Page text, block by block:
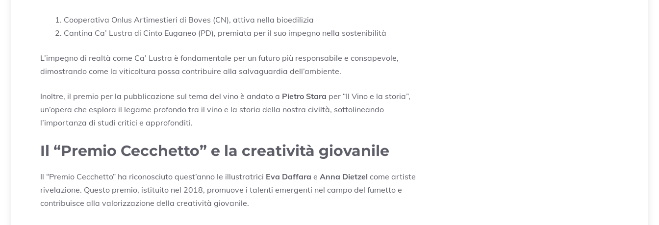
Cooperativa Onlus Artimestieri di Boves (CN), attiva nella bioedilizia
Cantina Ca’ Lustra di Cinto Euganeo (PD), premiata per il suo impegno nella sostenibilità
L’impegno di realtà come Ca’ Lustra è fondamentale per un futuro più responsabile e consapevole,
dimostrando come la viticoltura possa contribuire alla salvaguardia dell’ambiente.
Inoltre, il premio per la pubblicazione sul tema del vino è andato a Pietro Stara per “Il Vino e la storia”,
un’opera che esplora il legame profondo tra il vino e la storia della nostra civiltà, sottolineando
l’importanza di studi critici e approfonditi.
Il “Premio Cecchetto” e la creatività giovanile
Il “Premio Cecchetto” ha riconosciuto quest’anno le illustratrici Eva Daffara e Anna Dietzel come artiste
rivelazione. Questo premio, istituito nel 2018, promuove i talenti emergenti nel campo del fumetto e
contribuisce alla valorizzazione della creatività giovanile.